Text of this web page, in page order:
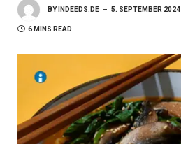
BY INDEEDS.DE 5. SEPTEMBER 2024
6 MINS READ